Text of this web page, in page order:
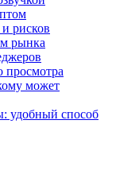
рисков
рынка
просмотра
может
удобный способ